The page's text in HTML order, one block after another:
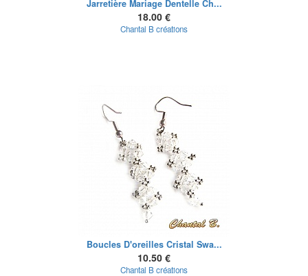
Jarretière Mariage Dentelle Ch...
18.00 €
Chantal B créations
Boucles D'oreilles Cristal Swa...
10.50 €
Chantal B créations